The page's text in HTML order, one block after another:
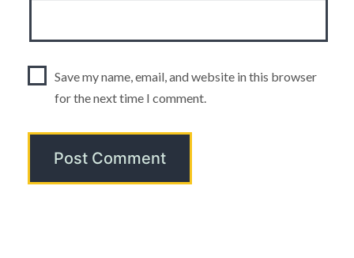
Save my name, email, and website in this browser
for the next time I comment.